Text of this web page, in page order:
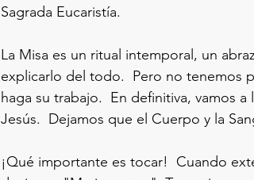
Sagrada Eucaristía.
La Misa es un ritual intemporal, un
explicarlo del todo.  Pero no tenemos
haga su trabajo.  En definitiva, vamos
Jesús.  Dejamos que el Cuerpo y la
¡Qué importante es tocar!  Cuando